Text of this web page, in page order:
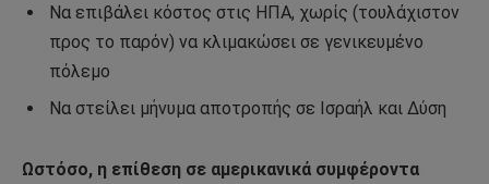
Να επιβάλει κόστος στις ΗΠΑ, χωρίς (τουλάχιστον
προς το παρόν) να κλιμακώσει σε γενικευμένο
πόλεμο
Να στείλει μήνυμα αποτροπής σε Ισραήλ και Δύση
Ωστόσο, η επίθεση σε αμερικανικά συμφέροντα